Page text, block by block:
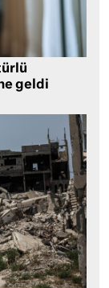
geldi